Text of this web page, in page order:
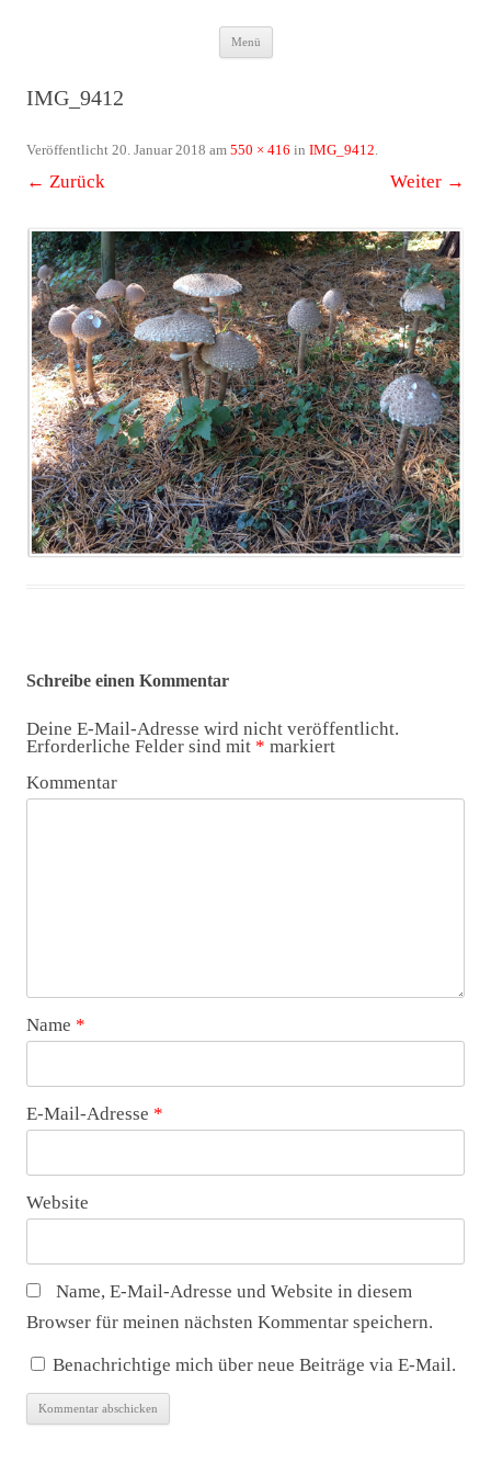
Das Neuste von JWD
Menü
Zum
Inhalt
IMG_9412
Veröffentlicht 20. Januar 2018 am 550 × 416 in IMG_9412.
← Zurück Weiter →
Schreibe einen Kommentar
Deine E-Mail-Adresse wird nicht veröffentlicht.
Erforderliche Felder sind mit * markiert
Kommentar
Name *
E-Mail-Adresse *
Website
Name, E-Mail-Adresse und Website in diesem
Browser für meinen nächsten Kommentar speichern.
Benachrichtige mich über neue Beiträge via E-Mail.